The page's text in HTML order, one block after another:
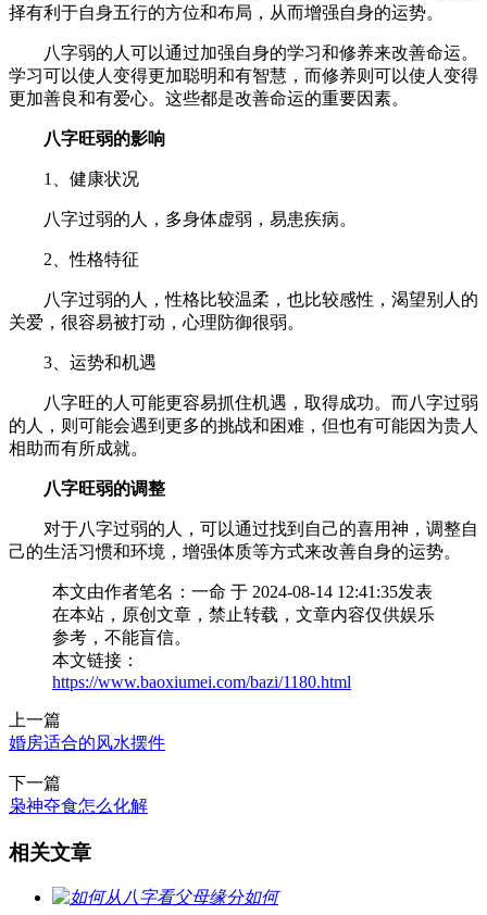
择有利于自身五行的方位和布局，从而增强自身的运势。
八字弱的人可以通过加强自身的学习和修养来改善命运。
学习可以使人变得更加聪明和有智慧，而修养则可以使人变得
更加善良和有爱心。这些都是改善命运的重要因素。
八字旺弱的影响
1、健康状况
八字过弱的人，多身体虚弱，易患疾病。
2、性格特征
八字过弱的人，性格比较温柔，也比较感性，渴望别人的
关爱，很容易被打动，心理防御很弱。
3、运势和机遇
八字旺的人可能更容易抓住机遇，取得成功。而八字过弱
的人，则可能会遇到更多的挑战和困难，但也有可能因为贵人
相助而有所成就。
八字旺弱的调整
对于八字过弱的人，可以通过找到自己的喜用神，调整自
己的生活习惯和环境，增强体质等方式来改善自身的运势。
本文由作者笔名：一命 于 2024-08-14 12:41:35发表
在本站，原创文章，禁止转载，文章内容仅供娱乐
参考，不能盲信。
本文链接：
https://www.baoxiumei.com/bazi/1180.html
上一篇
婚房适合的风水摆件
下一篇
枭神夺食怎么化解
相关文章